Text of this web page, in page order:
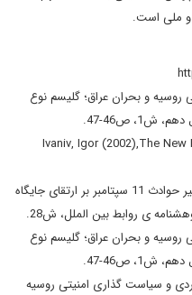
ملی است.
خارجی روسیه و بحران عراق؛ گلیسم نوع
ص46-47.
3. Ivaniv, Igor (2002),The
به نقل از طباطبایی، سیدمحمد (1393)، تأثیر حوادث 11 سپتامبر بر ارتقای جایگاه
خارجی روسیه و بحران عراق؛ گلیسم نوع
ص46-47.
«موازنه راهبردی و سیاست گذاری امنیتی روسیه